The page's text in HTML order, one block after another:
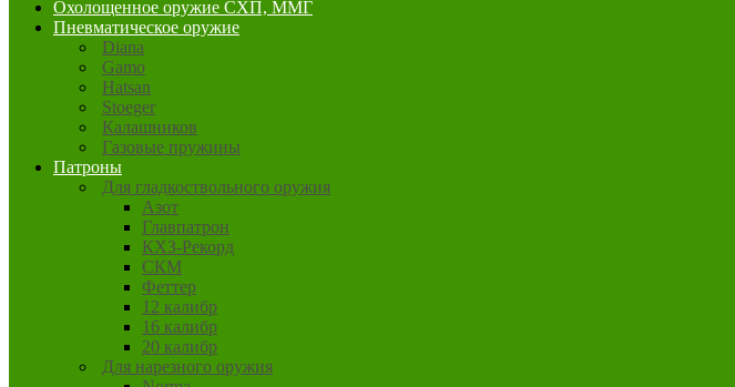
Охолощенное оружие СХП, ММГ
Пневматическое оружие
Diana
Gamo
Hatsan
Stoeger
Калашников
Газовые пружины
Патроны
Для гладкоствольного оружия
Азот
Главпатрон
КХЗ-Рекорд
СКМ
Феттер
12 калибр
16 калибр
20 калибр
Для нарезного оружия